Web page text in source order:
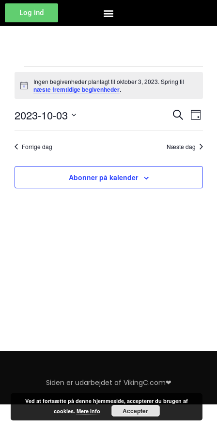
Log ind
Notice
Ingen begivenheder planlagt til oktober 3, 2023. Spring til
næste fremtidige begivenheder.
og
Søg efter
Dag
2023-10-03
dato.
Forrige dag Næste dag
Abonner på kalender
Siden er udarbejdet af VikingC.com❤
Ved at fortsætte på denne hjemmeside, accepterer du brugen af
cookies. Mere info Accepter